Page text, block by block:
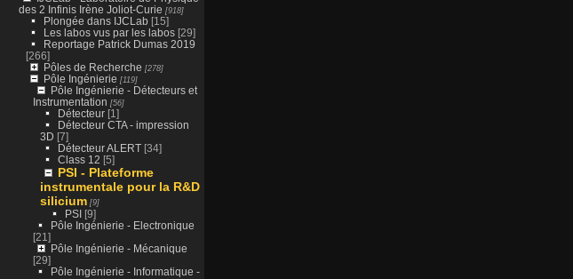
des 2 Infinis Irène Joliot-Curie [918]
Plongée dans IJCLab[15]
Les labos vus par les labos[29]
Reportage Patrick Dumas 2019
[266]
Pôles de Recherche [278]
Pôle Ingénierie [119]
Pôle Ingénierie - Détecteurs et
Instrumentation [56]
Détecteur[1]
Détecteur CTA - impression
3D [7]
Détecteur ALERT[34]
Class 12 [5]
PSI - Plateforme
instrumentale pour la R&D
silicium[9]
PSI[9]
Pôle Ingénierie - Electronique
[21]
Pôle Ingénierie - Mécanique
[29]
Pôle Ingénierie - Informatique -